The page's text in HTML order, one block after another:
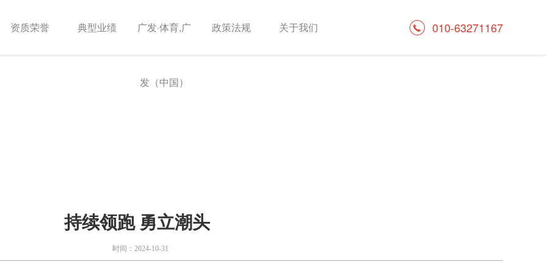
资质荣誉 典型业绩 广发·体育,广
发（中国）
政策法规 关于我们 010-63271167
持续领跑 勇立潮头
时间：2024-10-31